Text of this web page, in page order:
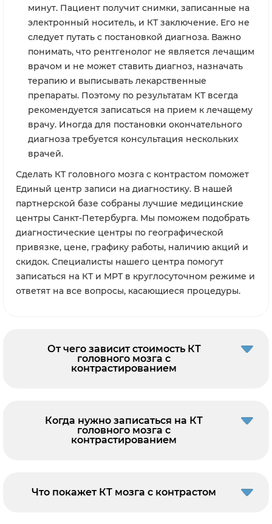
минут. Пациент получит снимки, записанные на
электронный носитель, и КТ заключение. Его не
следует путать с постановкой диагноза. Важно
понимать, что рентгенолог не является лечащим
врачом и не может ставить диагноз, назначать
терапию и выписывать лекарственные
препараты. Поэтому по результатам КТ всегда
рекомендуется записаться на прием к лечащему
врачу. Иногда для постановки окончательного
диагноза требуется консультация нескольких
врачей.
Сделать КТ головного мозга с контрастом поможет
Единый центр записи на диагностику. В нашей
партнерской базе собраны лучшие медицинские
центры Санкт-Петербурга. Мы поможем подобрать
диагностические центры по географической
привязке, цене, графику работы, наличию акций и
скидок. Специалисты нашего центра помогут
записаться на КТ и МРТ в круглосуточном режиме и
ответят на все вопросы, касающиеся процедуры.
От чего зависит стоимость КТ
головного мозга с
контрастированием
Когда нужно записаться на КТ
головного мозга с
контрастированием
Что покажет КТ мозга с контрастом